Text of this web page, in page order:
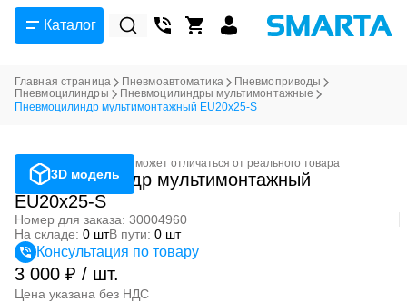
Каталог
Главная страница Пневмоавтоматика
Пневмоприводы
Пневмоцилиндры
Пневмоцилиндры мультимонтажные
Пневмоцилиндр мультимонтажный EU20x25-S
3D модель
Фотография может отличаться от реального товара
Пневмоцилиндр мультимонтажный
EU20x25-S
Номер для заказа: 30004960
На складе: 0 штВ пути: 0 шт
Консультация по товару
3 000 ₽ / шт.
Цена указана без НДС